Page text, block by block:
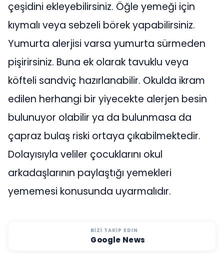
çeşidini ekleyebilirsiniz. Öğle yemeği için
kıymalı veya sebzeli börek yapabilirsiniz.
Yumurta alerjisi varsa yumurta sürmeden
pişirirsiniz. Buna ek olarak tavuklu veya
köfteli sandviç hazırlanabilir. Okulda ikram
edilen herhangi bir yiyecekte alerjen besin
bulunuyor olabilir ya da bulunmasa da
çapraz bulaş riski ortaya çıkabilmektedir.
Dolayısıyla veliler çocuklarını okul
arkadaşlarının paylaştığı yemekleri
yememesi konusunda uyarmalıdır.
BIZI TAKIP EDIN
Google News